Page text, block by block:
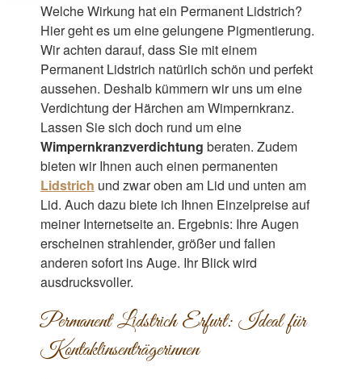
Welche Wirkung hat ein Permanent Lidstrich?
Hier geht es um eine gelungene Pigmentierung.
Wir achten darauf, dass Sie mit einem
Permanent Lidstrich natürlich schön und perfekt
aussehen. Deshalb kümmern wir uns um eine
Verdichtung der Härchen am Wimpernkranz.
Lassen Sie sich doch rund um eine
Wimpernkranzverdichtung beraten. Zudem
bieten wir Ihnen auch einen permanenten
Lidstrich und zwar oben am Lid und unten am
Lid. Auch dazu biete ich Ihnen Einzelpreise auf
meiner Internetseite an. Ergebnis: Ihre Augen
erscheinen strahlender, größer und fallen
anderen sofort ins Auge. Ihr Blick wird
ausdrucksvoller.
Permanent Lidstrich Erfurt: Ideal für
Kontaklinsenträgerinnen